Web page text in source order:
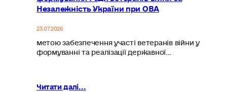
Незалежність України при ОВА
23.07.2026
метою забезпечення участі ветеранів війни у
формуванні та реалізації державної…
Читати далі...